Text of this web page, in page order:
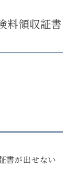
料領収証書
書が出せない